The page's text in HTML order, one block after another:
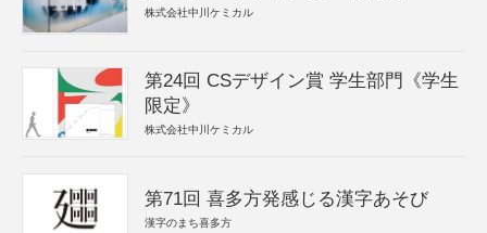
株式会社中川ケミカル
第24回 CSデザイン賞 学生部門《学生
限定》
株式会社中川ケミカル
第71回 喜多方発感じる漢字あそび
漢字のまち喜多方